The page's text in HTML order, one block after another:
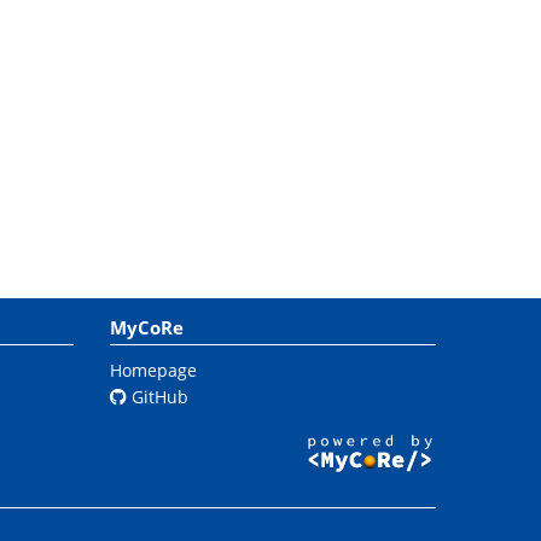
MyCoRe
Homepage
GitHub